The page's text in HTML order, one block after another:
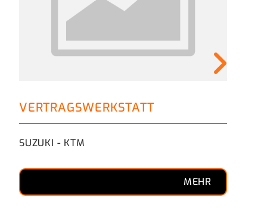
VERTRAGSWERKSTATT
SUZUKI - KTM
MEHR